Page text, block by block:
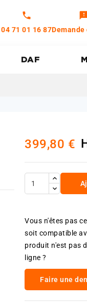
call
04 71 01 16 87Demande
DAF
399,80 €
Vous n'êtes pas
soit compatible
produit n'est pas
ligne ?
Faire une